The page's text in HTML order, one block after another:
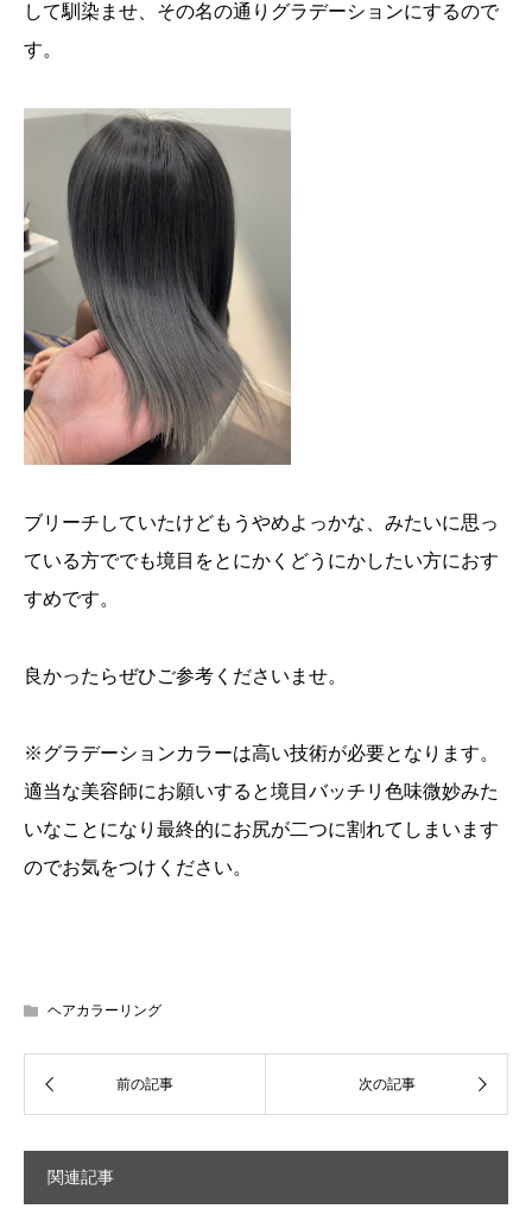
して馴染ませ、その名の通りグラデーションにするので
す。
ブリーチしていたけどもうやめよっかな、みたいに思っ
ている方ででも境目をとにかくどうにかしたい方におす
すめです。
良かったらぜひご参考くださいませ。
※グラデーションカラーは高い技術が必要となります。
適当な美容師にお願いすると境目バッチリ色味微妙みた
いなことになり最終的にお尻が二つに割れてしまいます
のでお気をつけください。
ヘアカラーリング
関連記事